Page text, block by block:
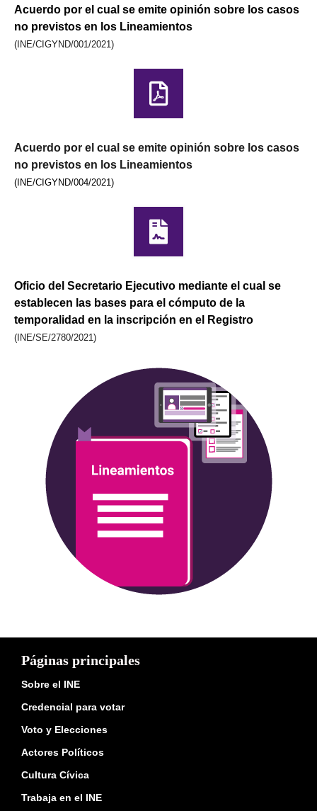
Acuerdo por el cual se emite opinión sobre los casos
no previstos en los Lineamientos
(INE/CIGYND/001/2021)
Acuerdo por el cual se emite opinión sobre los casos
no previstos en los Lineamientos
(INE/CIGYND/004/2021)
Oficio del Secretario Ejecutivo mediante el cual se
establecen las bases para el cómputo de la
temporalidad en la inscripción en el Registro
(INE/SE/2780/2021)
Páginas principales
Sobre el INE
Credencial para votar
Voto y Elecciones
Actores Políticos
Cultura Cívica
Trabaja en el INE